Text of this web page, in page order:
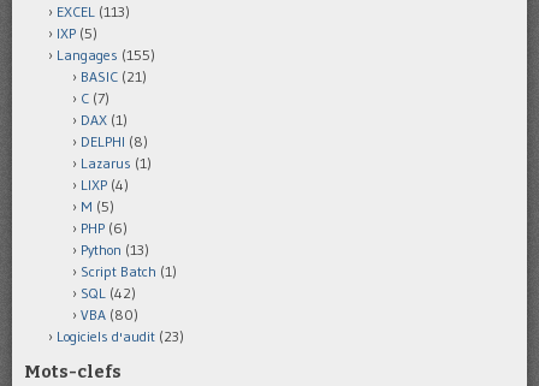
EXCEL (113)
IXP (5)
Langages (155)
BASIC (21)
C (7)
DAX (1)
DELPHI (8)
Lazarus (1)
LIXP (4)
M (5)
PHP (6)
Python (13)
Script Batch (1)
SQL (42)
VBA (80)
Logiciels d'audit (23)
Mots-clefs